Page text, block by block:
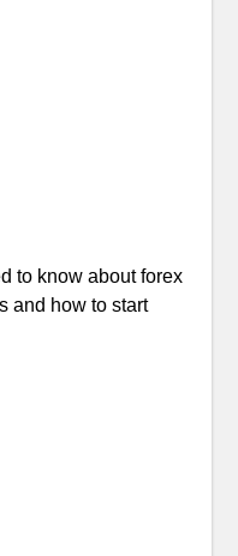
to know about forex
and how to start